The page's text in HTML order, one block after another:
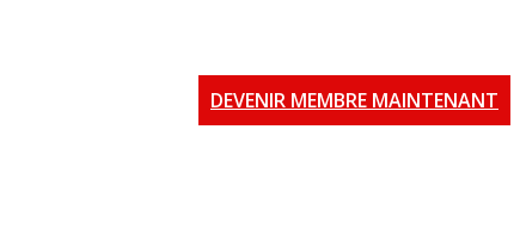
DEVENIR MEMBRE MAINTENANT